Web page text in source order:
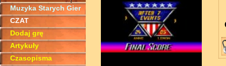
Muzyka Starych Gier
CZAT
Dodaj grę
Artykuły
Czasopisma